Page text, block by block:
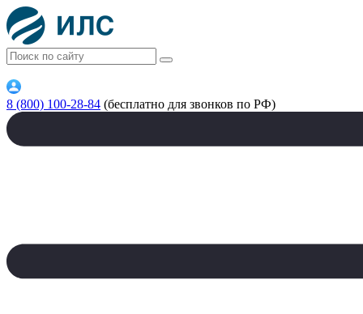
8 (800) 100-28-84 (бесплатно для звонков по РФ)